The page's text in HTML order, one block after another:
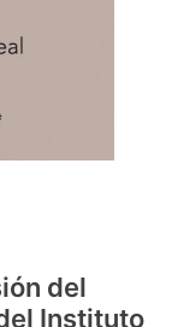
del
Instituto